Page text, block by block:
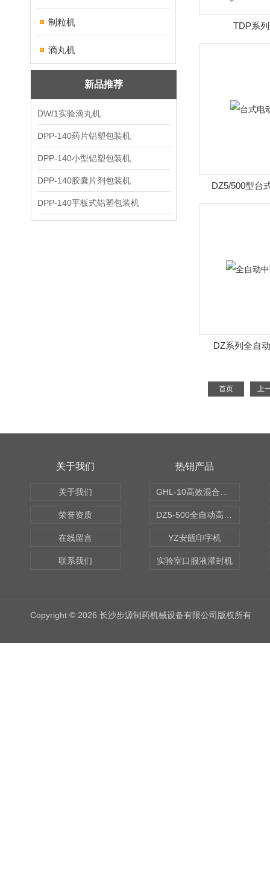
制粒机
滴丸机
新品推荐
DW/1实验滴丸机
DPP-140药片铝塑包装机
DPP-140小型铝塑包装机
DPP-140胶囊片剂包装机
DPP-140平板式铝塑包装机
TDP系
DZ5/500型台
DZ系列全自
首页 上
关于我们
关于我们
荣誉资质
在线留言
联系我们
热销产品
YZ安瓿印字机
实验室口服液灌封机
Copyright © 2026 长沙步源制药机械设备有限公司版权所有